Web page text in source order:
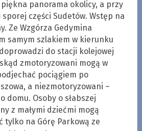
panorama okolicy, a przy
części Sudetów. Wstęp na
Ze Wzgórza Gedymina
samym szlakiem w kierunku
do stacji kolejowej
zmotoryzowani mogą w
pociągiem po
a niezmotoryzowani –
domu. Osoby o słabszej
z małymi dziećmi mogą
tylko na Górę Parkową ze